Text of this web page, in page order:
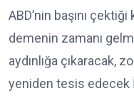
ABD’nin başını
demenin zamanı
aydınlığa çıkaracak,
yeniden tesis edecek